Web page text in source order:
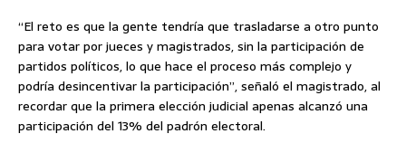
“El reto es que la gente tendría que trasladarse a otro punto
para votar por jueces y magistrados, sin la participación de
partidos políticos, lo que hace el proceso más complejo y
podría desincentivar la participación”, señaló el magistrado, al
recordar que la primera elección judicial apenas alcanzó una
participación del 13% del padrón electoral.